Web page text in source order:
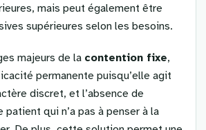
mais peut également être
supérieures selon les besoins.
majeurs de la contention fixe,
permanente puisqu’elle agit
discret, et l’absence de
qui n’a pas à penser à la